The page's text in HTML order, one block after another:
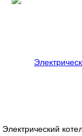
Электрический